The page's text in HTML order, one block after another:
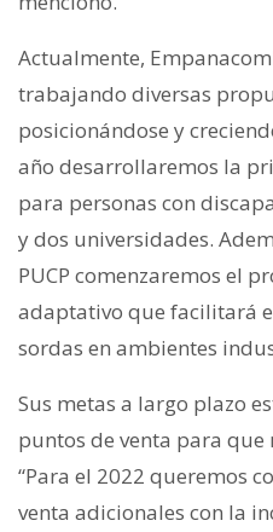
Actualmente,
trabajando diversas
posicionándose y
año desarrollaremos la
para personas con
y dos universidades.
PUCP comenzaremos el
adaptativo que facilitará
sordas en ambientes
Sus metas a largo plazo
puntos de venta para que
“Para el 2022 queremos
venta adicionales con la